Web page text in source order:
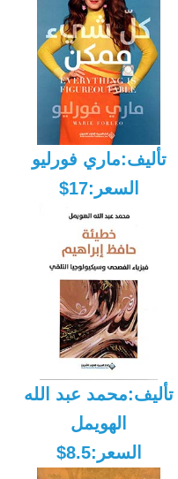
تأليف:ماري فورليو
السعر:17$
تأليف:محمد عبد الله
الهويمل
السعر:8.5$